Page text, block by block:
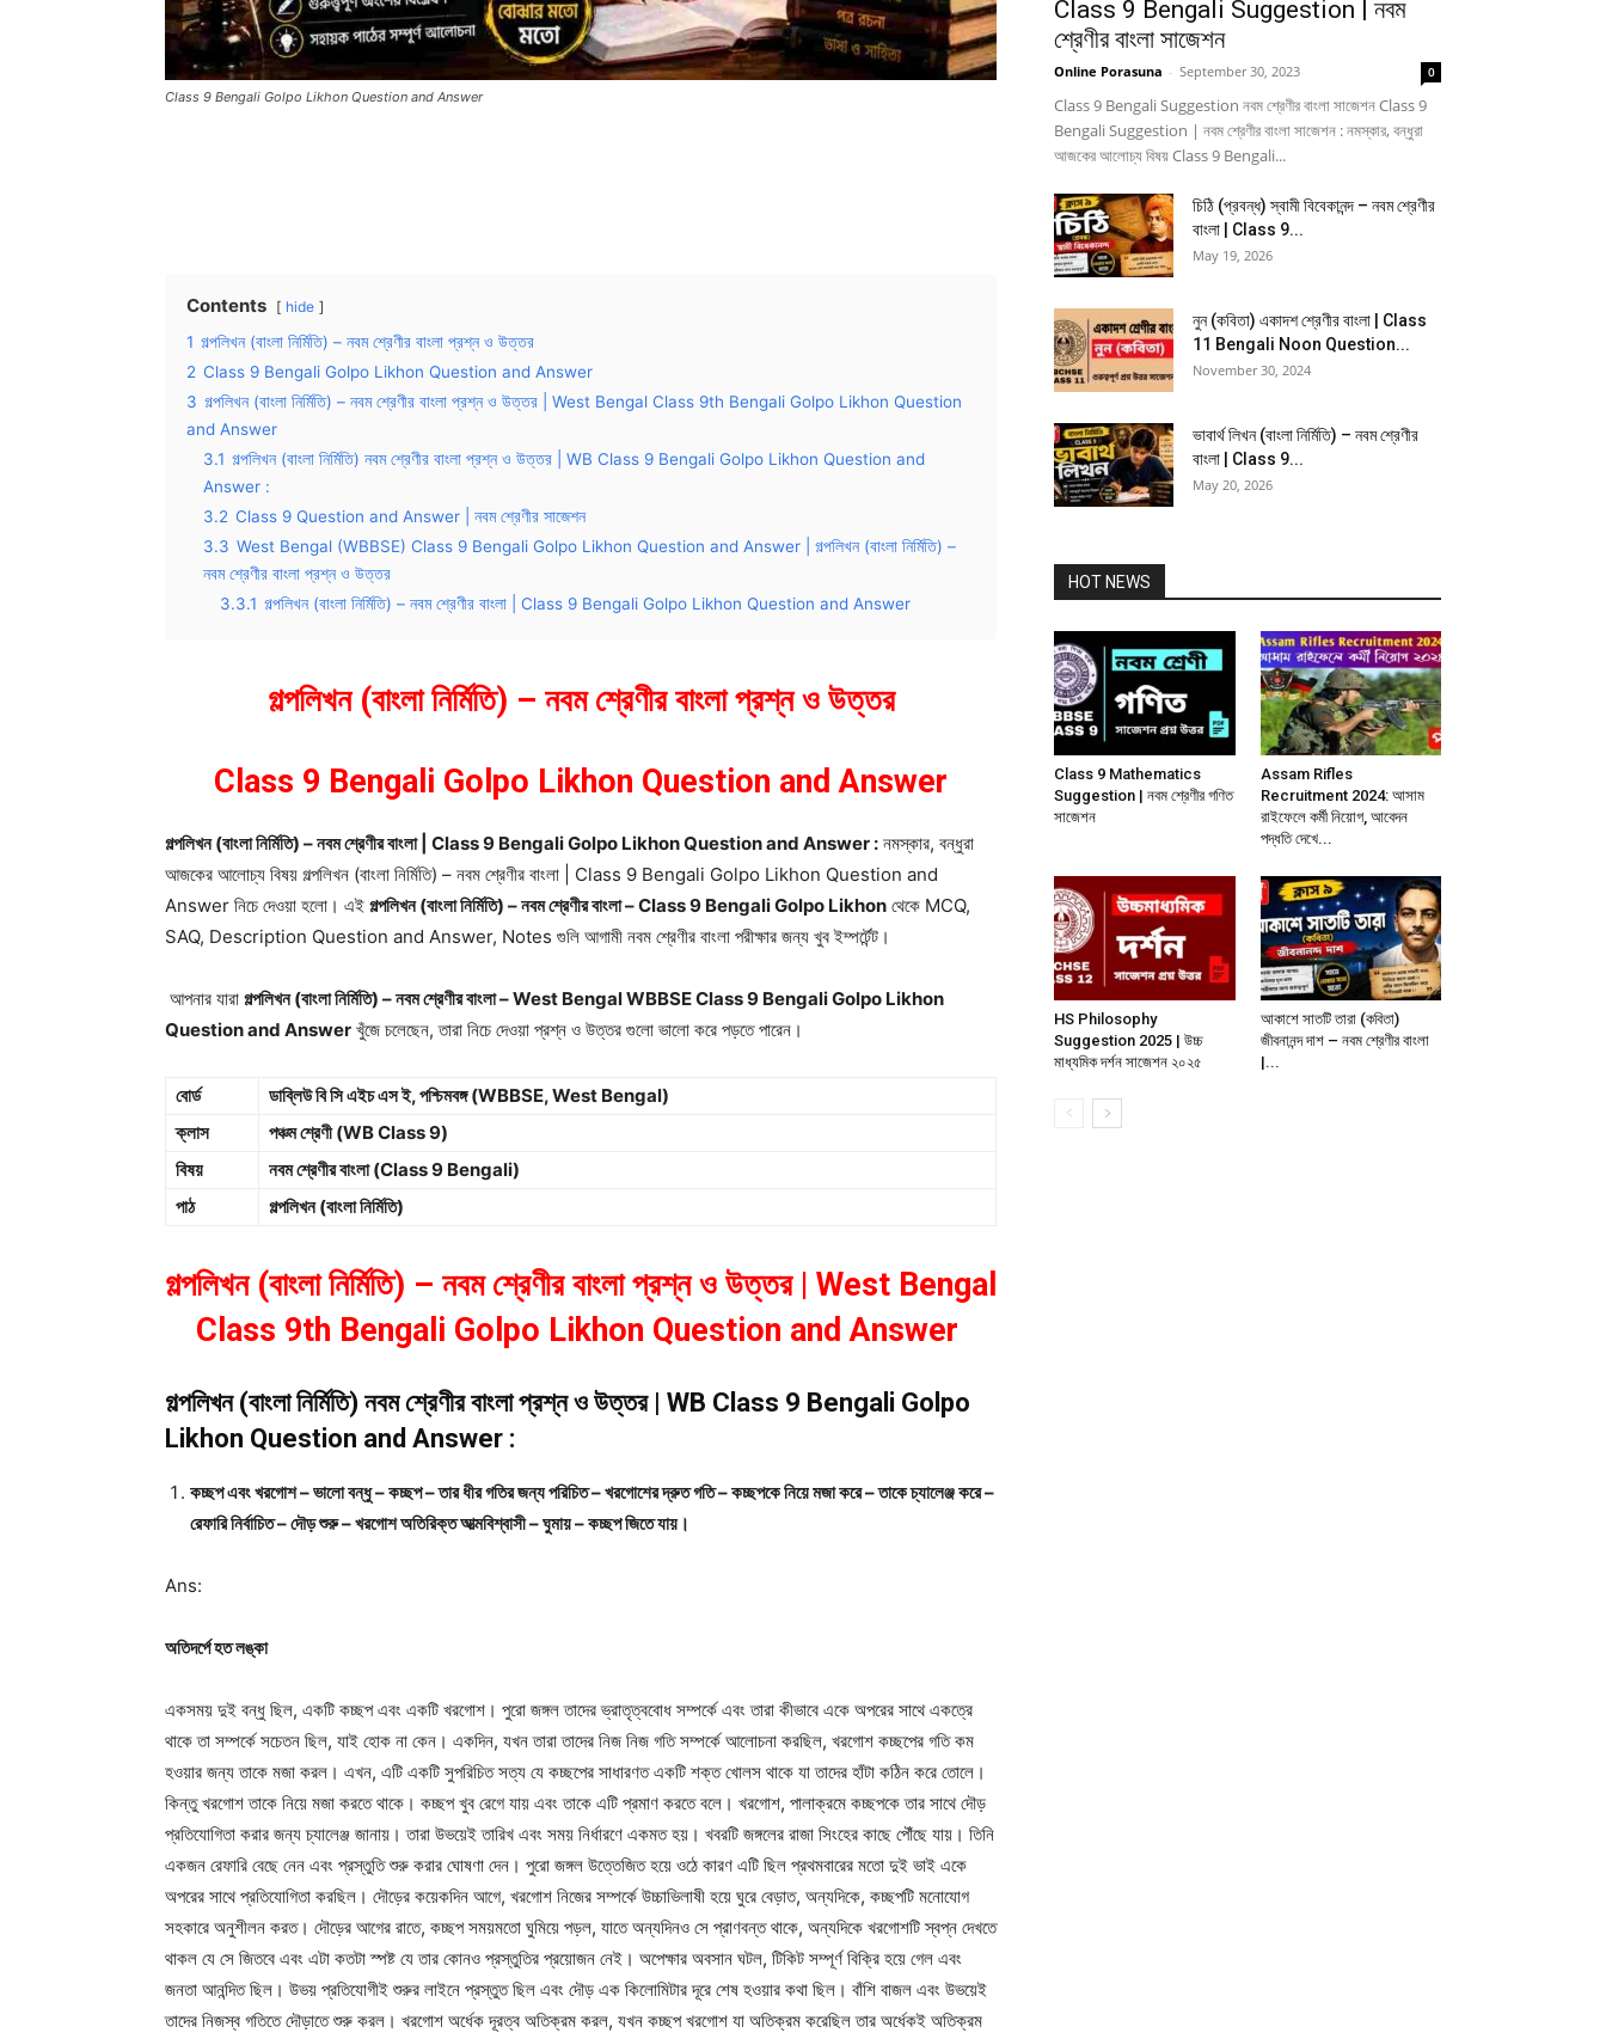
Class 9 Bengali Golpo Likhon Question and Answer
Contents hide
1 গল্পলিখন (বাংলা নির্মিতি) – নবম শ্রেণীর বাংলা প্রশ্ন ও উত্তর
2 Class 9 Bengali Golpo Likhon Question and Answer
3 গল্পলিখন (বাংলা নির্মিতি) – নবম শ্রেণীর বাংলা প্রশ্ন ও উত্তর | West Bengal Class 9th Bengali Golpo Likhon Question
and Answer
3.1 গল্পলিখন (বাংলা নির্মিতি) নবম শ্রেণীর বাংলা প্রশ্ন ও উত্তর | WB Class 9 Bengali Golpo Likhon Question and
Answer :
3.2 Class 9 Question and Answer | নবম শ্রেণীর সাজেশন
3.3 West Bengal (WBBSE) Class 9 Bengali Golpo Likhon Question and Answer | গল্পলিখন (বাংলা নির্মিতি) –
নবম শ্রেণীর বাংলা প্রশ্ন ও উত্তর
3.3.1 গল্পলিখন (বাংলা নির্মিতি) – নবম শ্রেণীর বাংলা | Class 9 Bengali Golpo Likhon Question and Answer
গল্পলিখন (বাংলা নির্মিতি) – নবম শ্রেণীর বাংলা প্রশ্ন ও উত্তর
Class 9 Bengali Golpo Likhon Question and Answer
গল্পলিখন (বাংলা নির্মিতি) – নবম শ্রেণীর বাংলা | Class 9 Bengali Golpo Likhon Question and Answer : নমস্কার, বন্ধুরা
আজকের আলোচ্য বিষয় গল্পলিখন (বাংলা নির্মিতি) – নবম শ্রেণীর বাংলা | Class 9 Bengali Golpo Likhon Question and
Answer নিচে দেওয়া হলো। এই গল্পলিখন (বাংলা নির্মিতি) – নবম শ্রেণীর বাংলা – Class 9 Bengali Golpo Likhon থেকে MCQ,
SAQ, Description Question and Answer, Notes গুলি আগামী নবম শ্রেণীর বাংলা পরীক্ষার জন্য খুব ইম্পর্টেন্ট।
আপনার যারা গল্পলিখন (বাংলা নির্মিতি) – নবম শ্রেণীর বাংলা – West Bengal WBBSE Class 9 Bengali Golpo Likhon
Question and Answer খুঁজে চলেছেন, তারা নিচে দেওয়া প্রশ্ন ও উত্তর গুলো ভালো করে পড়তে পারেন।
বোর্ড
ডাব্লিউ বি সি এইচ এস ই, পশ্চিমবঙ্গ (WBBSE, West Bengal)
ক্লাস
পঞ্চম শ্রেণী (WB Class 9)
বিষয়
নবম শ্রেণীর বাংলা (Class 9 Bengali)
পাঠ
গল্পলিখন (বাংলা নির্মিতি)
গল্পলিখন (বাংলা নির্মিতি) – নবম শ্রেণীর বাংলা প্রশ্ন ও উত্তর | West Bengal
Class 9th Bengali Golpo Likhon Question and Answer
গল্পলিখন (বাংলা নির্মিতি) নবম শ্রেণীর বাংলা প্রশ্ন ও উত্তর | WB Class 9 Bengali Golpo
Likhon Question and Answer :
কচ্ছপ এবং খরগোশ – ভালো বন্ধু – কচ্ছপ – তার ধীর গতির জন্য পরিচিত – খরগোশের দ্রুত গতি – কচ্ছপকে নিয়ে মজা করে – তাকে চ্যালেঞ্জ করে –
রেফারি নির্বাচিত – দৌড় শুরু – খরগোশ অতিরিক্ত আত্মবিশ্বাসী – ঘুমায় – কচ্ছপ জিতে যায়।
Ans:
অতিদর্পে হত লঙ্কা
একসময় দুই বন্ধু ছিল, একটি কচ্ছপ এবং একটি খরগোশ। পুরো জঙ্গল তাদের ভ্রাতৃত্ববোধ সম্পর্কে এবং তারা কীভাবে একে অপরের সাথে একত্রে
থাকে তা সম্পর্কে সচেতন ছিল, যাই হোক না কেন। একদিন, যখন তারা তাদের নিজ নিজ গতি সম্পর্কে আলোচনা করছিল, খরগোশ কচ্ছপের গতি কম
হওয়ার জন্য তাকে মজা করল। এখন, এটি একটি সুপরিচিত সত্য যে কচ্ছপের সাধারণত একটি শক্ত খোলস থাকে যা তাদের হাঁটা কঠিন করে তোলে।
কিন্তু খরগোশ তাকে নিয়ে মজা করতে থাকে। কচ্ছপ খুব রেগে যায় এবং তাকে এটি প্রমাণ করতে বলে। খরগোশ, পালাক্রমে কচ্ছপকে তার সাথে দৌড়
প্রতিযোগিতা করার জন্য চ্যালেঞ্জ জানায়। তারা উভয়েই তারিখ এবং সময় নির্ধারণে একমত হয়। খবরটি জঙ্গলের রাজা সিংহের কাছে পৌঁছে যায়। তিনি
একজন রেফারি বেছে নেন এবং প্রস্তুতি শুরু করার ঘোষণা দেন। পুরো জঙ্গল উত্তেজিত হয়ে ওঠে কারণ এটি ছিল প্রথমবারের মতো দুই ভাই একে
অপরের সাথে প্রতিযোগিতা করছিল। দৌড়ের কয়েকদিন আগে, খরগোশ নিজের সম্পর্কে উচ্চাভিলাষী হয়ে ঘুরে বেড়াত, অন্যদিকে, কচ্ছপটি মনোযোগ
সহকারে অনুশীলন করত। দৌড়ের আগের রাতে, কচ্ছপ সময়মতো ঘুমিয়ে পড়ল, যাতে অন্যদিনও সে প্রাণবন্ত থাকে, অন্যদিকে খরগোশটি স্বপ্ন দেখতে
থাকল যে সে জিতবে এবং এটা কতটা স্পষ্ট যে তার কোনও প্রস্তুতির প্রয়োজন নেই। অপেক্ষার অবসান ঘটল, টিকিট সম্পূর্ণ বিক্রি হয়ে গেল এবং
জনতা আনন্দিত ছিল। উভয় প্রতিযোগীই শুরুর লাইনে প্রস্তুত ছিল এবং দৌড় এক কিলোমিটার দূরে শেষ হওয়ার কথা ছিল। বাঁশি বাজল এবং উভয়েই
তাদের নিজস্ব গতিতে দৌড়াতে শুরু করল। খরগোশ অর্ধেক দূরত্ব অতিক্রম করল, যখন কচ্ছপ খরগোশ যা অতিক্রম করেছিল তার অর্ধেকই অতিক্রম
Class 9 Bengali Suggestion | নবম
শ্রেণীর বাংলা সাজেশন
Online Porasuna - September 30, 2023 0
Class 9 Bengali Suggestion নবম শ্রেণীর বাংলা সাজেশন Class 9
Bengali Suggestion | নবম শ্রেণীর বাংলা সাজেশন : নমস্কার, বন্ধুরা
আজকের আলোচ্য বিষয় Class 9 Bengali...
চিঠি (প্রবন্ধ) স্বামী বিবেকানন্দ – নবম শ্রেণীর
বাংলা | Class 9...
May 19, 2026
নুন (কবিতা) একাদশ শ্রেণীর বাংলা | Class
11 Bengali Noon Question...
November 30, 2024
ভাবার্থ লিখন (বাংলা নির্মিতি) – নবম শ্রেণীর
বাংলা | Class 9...
May 20, 2026
HOT NEWS
Class 9 Mathematics
Suggestion | নবম শ্রেণীর গণিত
সাজেশন
Assam Rifles
Recruitment 2024: আসাম
রাইফেলে কর্মী নিয়োগ, আবেদন
পদ্ধতি দেখে...
HS Philosophy
Suggestion 2025 | উচ্চ
মাধ্যমিক দর্শন সাজেশন ২০২৫
আকাশে সাতটি তারা (কবিতা)
জীবনানন্দ দাশ – নবম শ্রেণীর বাংলা
|...